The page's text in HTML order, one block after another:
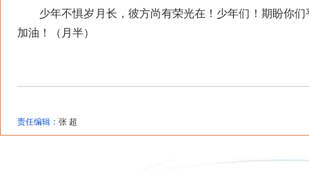
少年不惧岁月长，彼方尚有荣光在！少年们！期盼你们
加油！（月半）
责任编辑： 张 超